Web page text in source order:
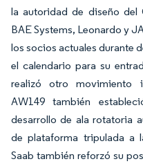
la autoridad de diseño del
BAE Systems, Leonardo y
los socios actuales durante
el calendario para su
realizó otro movimiento
AW149 también
desarrollo de ala rotatoria
de plataforma tripulada a
Saab también reforzó su